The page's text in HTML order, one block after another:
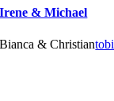
Irene & Michael
Bianca & Christiantobi